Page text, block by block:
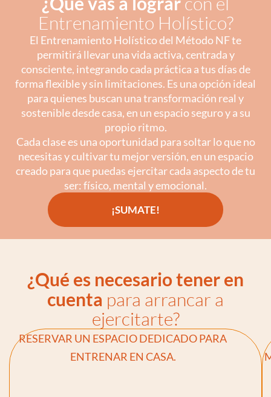
Entrenamiento Holístico?
El Entrenamiento Holístico del Método NF te
permitirá llevar una vida activa, centrada y
consciente, integrando cada práctica a tus días de
forma flexible y sin limitaciones. Es una opción ideal
para quienes buscan una transformación real y
sostenible desde casa, en un espacio seguro y a su
propio ritmo.
Cada clase es una oportunidad para soltar lo que no
necesitas y cultivar tu mejor versión, en un espacio
creado para que puedas ejercitar cada aspecto de tu
ser: físico, mental y emocional.
¡SUMATE!
¿Qué es necesario tener en
cuenta para arrancar a
ejercitarte?
RESERVAR UN ESPACIO DEDICADO PARA
ENTRENAR EN CASA.